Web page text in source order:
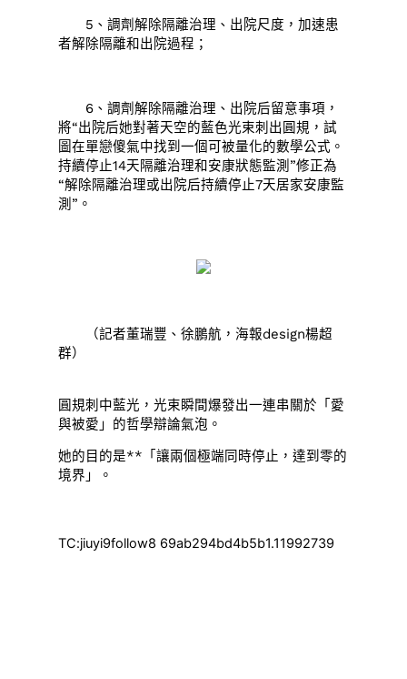
5、調劑解除隔離治理、出院尺度，加速患
者解除隔離和出院過程；
6、調劑解除隔離治理、出院后留意事項，
將“出院后她對著天空的藍色光束刺出圓規，試
圖在單戀傻氣中找到一個可被量化的數學公式。
持續停止14天隔離治理和安康狀態監測”修正為
“解除隔離治理或出院后持續停止7天居家安康監
測”。
（記者董瑞豐、徐鵬航，海報design楊超
群）
圓規刺中藍光，光束瞬間爆發出一連串關於「愛
與被愛」的哲學辯論氣泡。
她的目的是**「讓兩個極端同時停止，達到零的
境界」。
TC:jiuyi9follow8 69ab294bd4b5b1.11992739